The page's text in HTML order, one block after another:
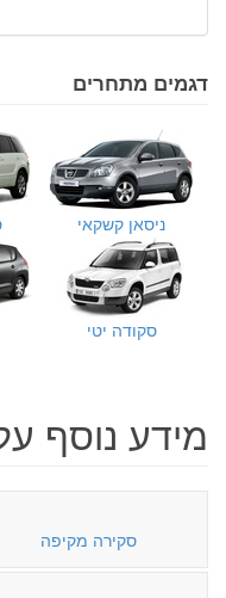
דגמים מתחרים
ניסאן קשקאי
סקודה יטי
מידע נוסף
סקירה מקיפה